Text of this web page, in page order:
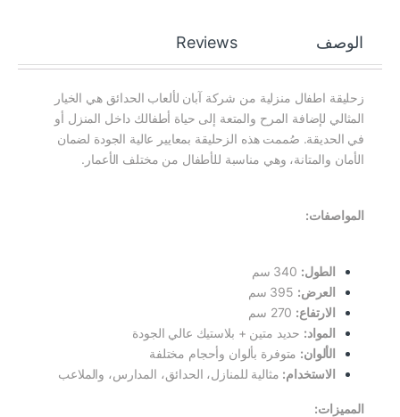
الوصف Reviews
زحليقة اطفال منزلية​ من شركة آبان لألعاب الحدائق هي الخيار
المثالي لإضافة المرح والمتعة إلى حياة أطفالك داخل المنزل أو
في الحديقة. صُممت هذه الزحليقة بمعايير عالية الجودة لضمان
الأمان والمتانة، وهي مناسبة للأطفال من مختلف الأعمار.
المواصفات:
الطول:
العرض:
الارتفاع:
المواد: حديد متين + بلاستيك عالي الجودة
الألوان: متوفرة بألوان وأحجام مختلفة
الاستخدام: مثالية للمنازل، الحدائق، المدارس، والملاعب
المميزات: